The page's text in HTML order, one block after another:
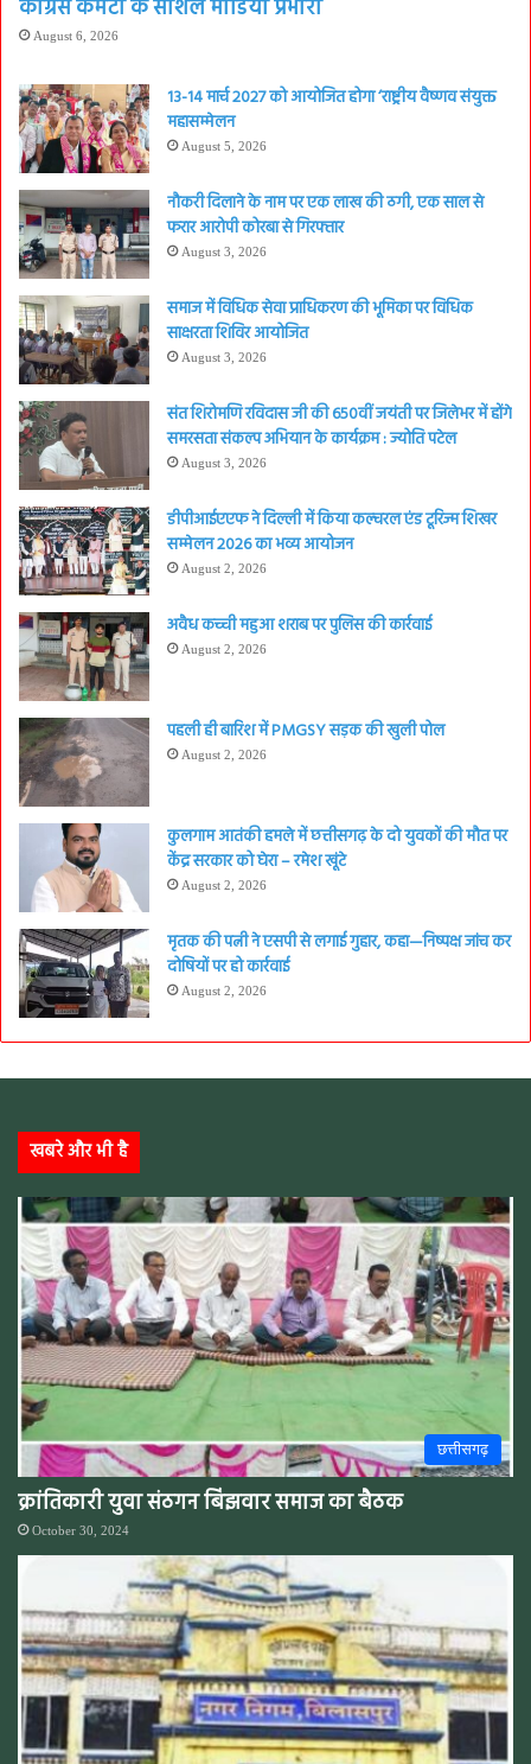
कांग्रेस कमेटी के सोशल मीडिया प्रभारी
August 6, 2026
13-14 मार्च 2027 को आयोजित होगा ‘राष्ट्रीय वैष्णव संयुक्त
महासम्मेलन
August 5, 2026
नौकरी दिलाने के नाम पर एक लाख की ठगी, एक साल से
फरार आरोपी कोरबा से गिरफ्तार
August 3, 2026
समाज में विधिक सेवा प्राधिकरण की भूमिका पर विधिक
साक्षरता शिविर आयोजित
August 3, 2026
संत शिरोमणि रविदास जी की 650वीं जयंती पर जिलेभर में होंगे
समरसता संकल्प अभियान के कार्यक्रम : ज्योति पटेल
August 3, 2026
डीपीआईएएफ ने दिल्ली में किया कल्चरल एंड टूरिज्म शिखर
सम्मेलन 2026 का भव्य आयोजन
August 2, 2026
अवैध कच्ची महुआ शराब पर पुलिस की कार्रवाई
August 2, 2026
पहली ही बारिश में PMGSY सड़क की खुली पोल
August 2, 2026
कुलगाम आतंकी हमले में छत्तीसगढ़ के दो युवकों की मौत पर
केंद्र सरकार को घेरा – रमेश खूंटे
August 2, 2026
मृतक की पत्नी ने एसपी से लगाई गुहार, कहा—निष्पक्ष जांच कर
दोषियों पर हो कार्रवाई
August 2, 2026
खबरे और भी है
छत्तीसगढ़
क्रांतिकारी युवा संठगन बिंझवार समाज का बैठक
October 30, 2024